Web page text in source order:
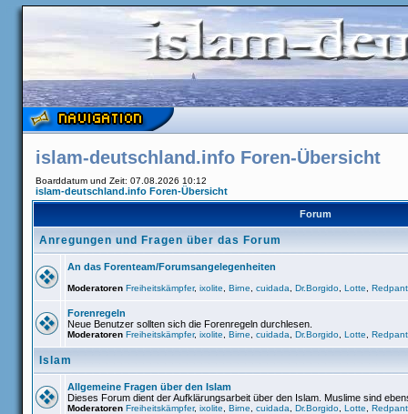
islam-deutschland.info Foren-Übersicht
Boarddatum und Zeit: 07.08.2026 10:12
islam-deutschland.info Foren-Übersicht
Forum
Anregungen und Fragen über das Forum
An das Forenteam/Forumsangelegenheiten
Moderatoren Freiheitskämpfer, ixolite Birne cuidada Dr.Borgido Lotte
Forenregeln
Neue Benutzer sollten sich die Forenregeln durchlesen.
Moderatoren Freiheitskämpfer, ixolite Birne cuidada Dr.Borgido Lotte
Islam
Allgemeine Fragen über den Islam
Dieses Forum dient der Aufklärungsarbeit über den Islam. Muslime sind
Moderatoren Freiheitskämpfer, ixolite Birne cuidada Dr.Borgido Lotte